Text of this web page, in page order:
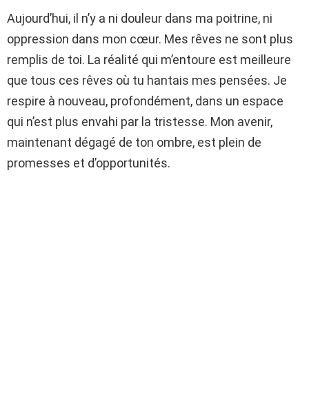
Aujourd’hui, il n’y a ni douleur dans ma poitrine, ni
oppression dans mon cœur. Mes rêves ne sont plus
remplis de toi. La réalité qui m’entoure est meilleure
que tous ces rêves où tu hantais mes pensées. Je
respire à nouveau, profondément, dans un espace
qui n’est plus envahi par la tristesse. Mon avenir,
maintenant dégagé de ton ombre, est plein de
promesses et d’opportunités.